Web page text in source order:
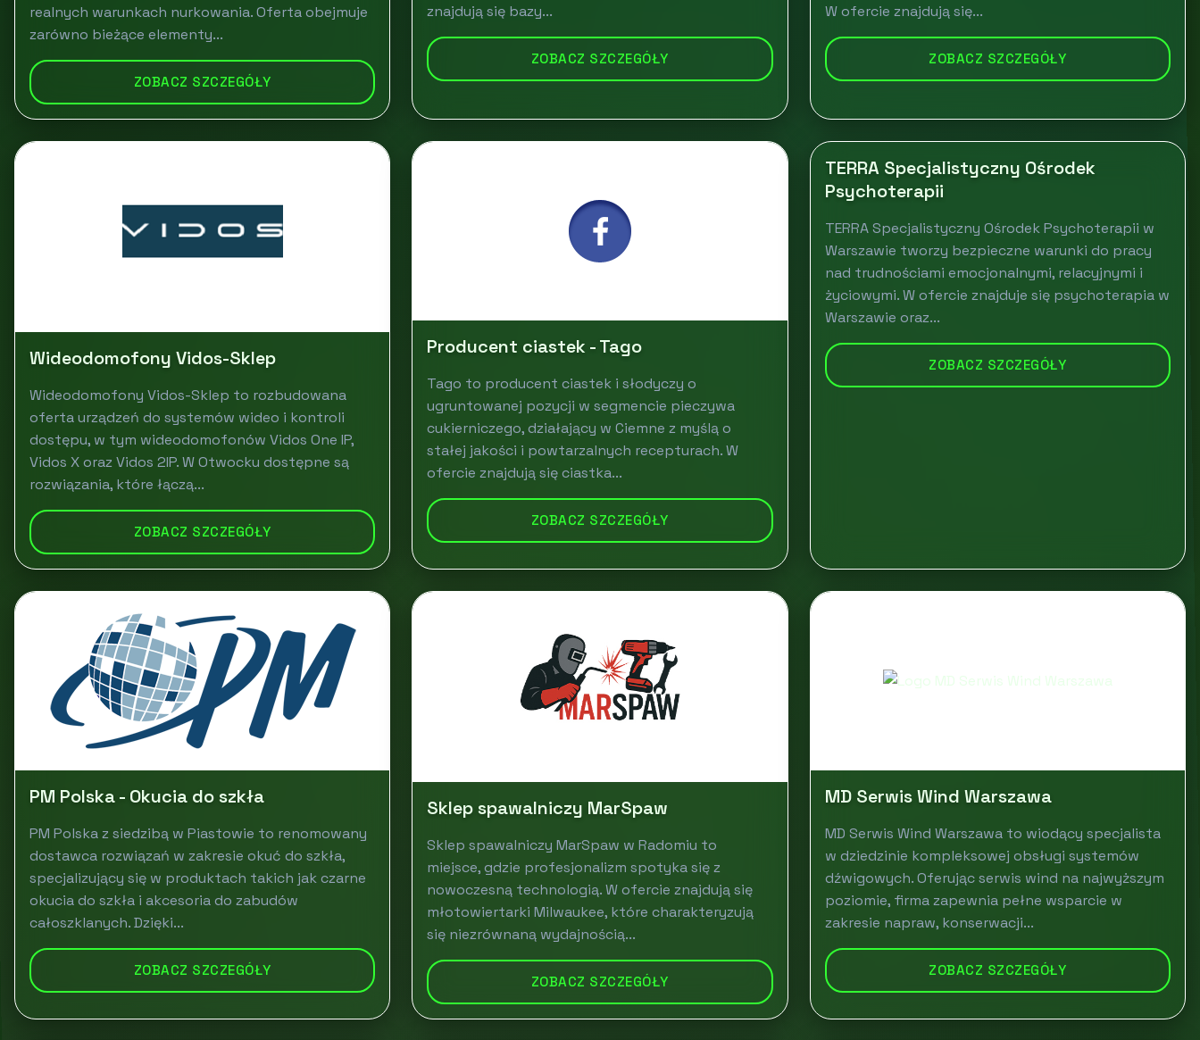
realnych warunkach nurkowania. Oferta obejmuje
zarówno bieżące elementy...
ZOBACZ SZCZEGÓŁY
znajdują się bazy...
ZOBACZ SZCZEGÓŁY
W ofercie znajdują się...
ZOBACZ SZCZEGÓŁY
Wideodomofony Vidos-Sklep
Wideodomofony Vidos-Sklep to rozbudowana
oferta urządzeń do systemów wideo i kontroli
dostępu, w tym wideodomofonów Vidos One IP,
Vidos X oraz Vidos 2IP. W Otwocku dostępne są
rozwiązania, które łączą...
ZOBACZ SZCZEGÓŁY
Producent ciastek - Tago
Tago to producent ciastek i słodyczy o
ugruntowanej pozycji w segmencie pieczywa
cukierniczego, działający w Ciemne z myślą o
stałej jakości i powtarzalnych recepturach. W
ofercie znajdują się ciastka...
ZOBACZ SZCZEGÓŁY
TERRA Specjalistyczny Ośrodek
Psychoterapii
TERRA Specjalistyczny Ośrodek Psychoterapii w
Warszawie tworzy bezpieczne warunki do pracy
nad trudnościami emocjonalnymi, relacyjnymi i
życiowymi. W ofercie znajduje się psychoterapia w
Warszawie oraz...
ZOBACZ SZCZEGÓŁY
PM Polska - Okucia do szkła
PM Polska z siedzibą w Piastowie to renomowany
dostawca rozwiązań w zakresie okuć do szkła,
specjalizujący się w produktach takich jak czarne
okucia do szkła i akcesoria do zabudów
całoszklanych. Dzięki...
ZOBACZ SZCZEGÓŁY
Sklep spawalniczy MarSpaw
Sklep spawalniczy MarSpaw w Radomiu to
miejsce, gdzie profesjonalizm spotyka się z
nowoczesną technologią. W ofercie znajdują się
młotowiertarki Milwaukee, które charakteryzują
się niezrównaną wydajnością...
ZOBACZ SZCZEGÓŁY
MD Serwis Wind Warszawa
MD Serwis Wind Warszawa to wiodący specjalista
w dziedzinie kompleksowej obsługi systemów
dźwigowych. Oferując serwis wind na najwyższym
poziomie, firma zapewnia pełne wsparcie w
zakresie napraw, konserwacji...
ZOBACZ SZCZEGÓŁY